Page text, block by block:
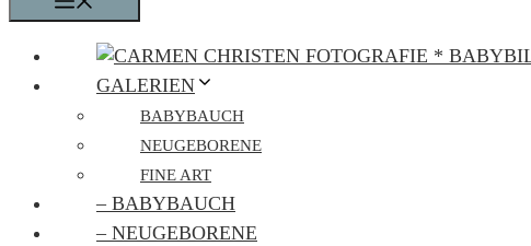
GALERIEN
BABYBAUCH
NEUGEBORENE
FINE ART
– BABYBAUCH
– NEUGEBORENE